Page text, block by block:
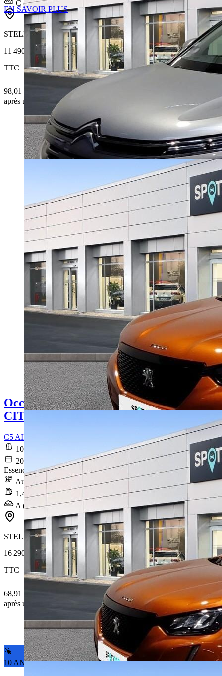
C (122 g/km)
STELLANTIS &YOU ORVAULT
11 490 €
TTC
98,01 € /Mois
après un premier loyer de 3 447 €
EN SAVOIR PLUS
Occasion
CITROEN C5 AIRCROSS
C5 AIRCROSS Hybride Rechargeable 225 S&S e-EAT8 Shine
100 155 km
2021-08-27
Essence / Courant électrique
Automatique
1,4 l/100km
A (32 g/km)
STELLANTIS &YOU NANTES REZE
16 290 €
TTC
68,91 € /Mois
après un premier loyer de 5 701,5 €
10 ANS DE GARANTIE*